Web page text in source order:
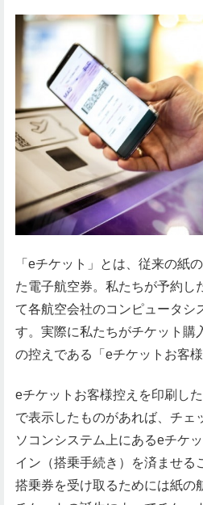
「eチケット」とは、従来の紙
た電子航空券。私たちが予約し
て各航空会社のコンピュータシ
す。実際に私たちがチケット購
の控えである「eチケットお客様
eチケットお客様控えを印刷し
で表示したものがあれば、チェ
ソコンシステム上にあるeチケ
イン（搭乗手続き）を済ませる
搭乗券を受け取るためには紙の